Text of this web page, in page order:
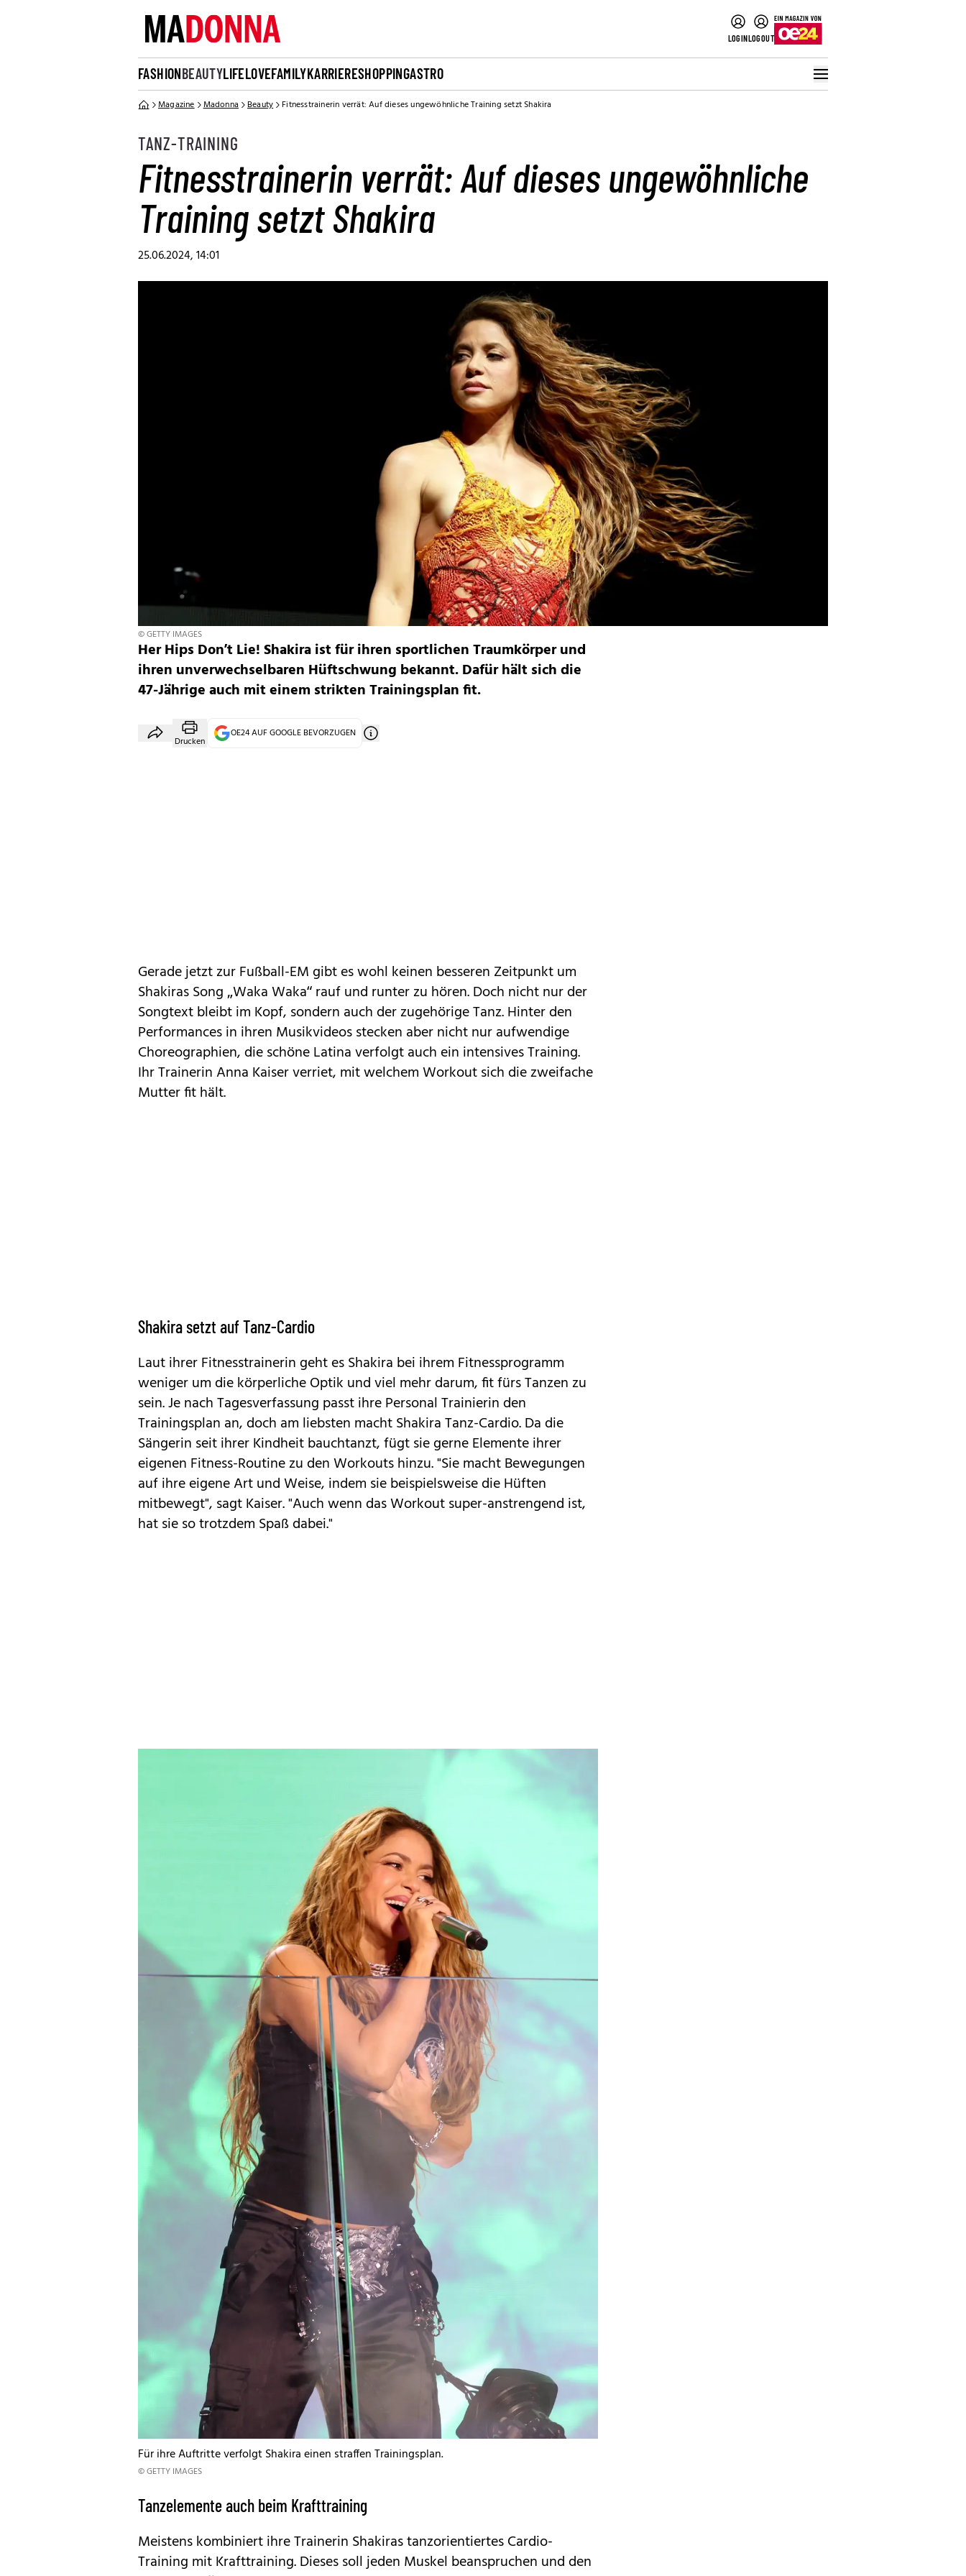
LOGINLOGOUT
FASHIONBEAUTYLIFELOVEFAMILYKARRIERESHOPPINGASTRO
Magazine Madonna Beauty Fitnesstrainerin verrät: Auf dieses ungewöhnliche Training setzt Shakira
TANZ-TRAINING
Fitnesstrainerin verrät: Auf dieses ungewöhnliche
Training setzt Shakira
25.06.2024, 14:01
© GETTY IMAGES
Her Hips Don’t Lie! Shakira ist für ihren sportlichen Traumkörper und
ihren unverwechselbaren Hüftschwung bekannt. Dafür hält sich die
47-Jährige auch mit einem strikten Trainingsplan fit.
Drucken
OE24 AUF GOOGLE BEVORZUGEN
Gerade jetzt zur Fußball-EM gibt es wohl keinen besseren Zeitpunkt um
Shakiras Song „Waka Waka“ rauf und runter zu hören. Doch nicht nur der
Songtext bleibt im Kopf, sondern auch der zugehörige Tanz. Hinter den
Performances in ihren Musikvideos stecken aber nicht nur aufwendige
Choreographien, die schöne Latina verfolgt auch ein intensives Training.
Ihr Trainerin Anna Kaiser verriet, mit welchem Workout sich die zweifache
Mutter fit hält.
Shakira setzt auf Tanz-Cardio
Laut ihrer Fitnesstrainerin geht es Shakira bei ihrem Fitnessprogramm
weniger um die körperliche Optik und viel mehr darum, fit fürs Tanzen zu
sein. Je nach Tagesverfassung passt ihre Personal Trainierin den
Trainingsplan an, doch am liebsten macht Shakira Tanz-Cardio. Da die
Sängerin seit ihrer Kindheit bauchtanzt, fügt sie gerne Elemente ihrer
eigenen Fitness-Routine zu den Workouts hinzu. "Sie macht Bewegungen
auf ihre eigene Art und Weise, indem sie beispielsweise die Hüften
mitbewegt", sagt Kaiser. "Auch wenn das Workout super-anstrengend ist,
hat sie so trotzdem Spaß dabei."
Für ihre Auftritte verfolgt Shakira einen straffen Trainingsplan.
© GETTY IMAGES
Tanzelemente auch beim Krafttraining
Meistens kombiniert ihre Trainerin Shakiras tanzorientiertes Cardio-
Training mit Krafttraining. Dieses soll jeden Muskel beanspruchen und den